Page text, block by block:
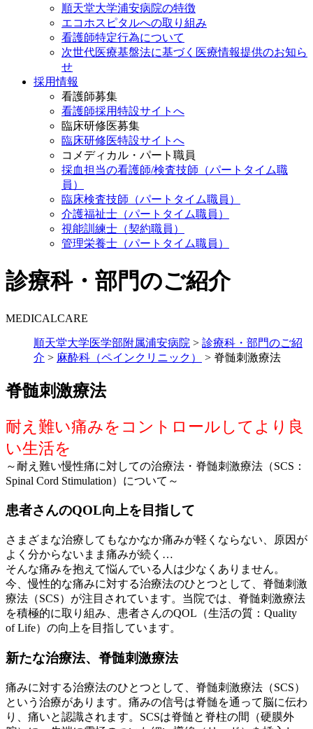
順天堂大学浦安病院の特徴
エコホスピタルへの取り組み
看護師特定行為について
次世代医療基盤法に基づく医療情報提供のお知ら
せ
採用情報
看護師募集
看護師採用特設サイトへ
臨床研修医募集
臨床研修医特設サイトへ
コメディカル・パート職員
採血担当の看護師/検査技師（パートタイム職
員）
臨床検査技師（パートタイム職員）
介護福祉士（パートタイム職員）
視能訓練士（契約職員）
管理栄養士（パートタイム職員）
診療科・部門のご紹介
MEDICALCARE
順天堂大学医学部附属浦安病院 > 診療科・部門のご紹
介 > 麻酔科（ペインクリニック） > 脊髄刺激療法
脊髄刺激療法
耐え難い痛みをコントロールしてより良
い生活を
～耐え難い慢性痛に対しての治療法・脊髄刺激療法（SCS：
Spinal Cord Stimulation）について～
患者さんのQOL向上を目指して
さまざまな治療してもなかなか痛みが軽くならない、原因が
よく分からないまま痛みが続く…
そんな痛みを抱えて悩んでいる人は少なくありません。
今、慢性的な痛みに対する治療法のひとつとして、脊髄刺激
療法（SCS）が注目されています。当院では、脊髄刺激療法
を積極的に取り組み、患者さんのQOL（生活の質：Quality
of Life）の向上を目指しています。
新たな治療法、脊髄刺激療法
痛みに対する治療法のひとつとして、脊髄刺激療法（SCS）
という治療があります。痛みの信号は脊髄を通って脳に伝わ
り、痛いと認識されます。SCSは脊髄と脊柱の間（硬膜外